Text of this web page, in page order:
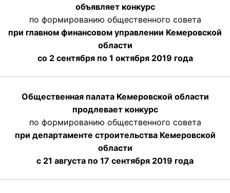
объявляет конкурс
по формированию общественного совета
при главном финансовом управлении Кемеровской
области
со 2 сентября по 1 октября 2019 года
Общественная палата Кемеровской области
продлевает конкурс
по формированию общественного совета
при департаменте строительства Кемеровской
области
с 21 августа по 17 сентября 2019 года